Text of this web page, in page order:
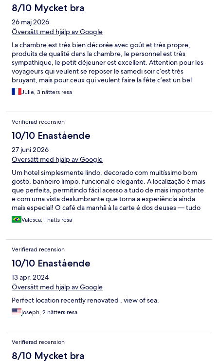
8/10 Mycket bra
26 maj 2026
Översätt med hjälp av Google
La chambre est très bien décorée avec goût et très propre,
produits de qualité dans la chambre, le personnel est très
sympathique, le petit déjeuner est excellent. Attention pour les
voyageurs qui veulent se reposer le samedi soir c’est très
bruyant, mais pour ceux qui veulent faire la fête c’est un bel
endroit pour le samedi soir. très bel hôtel, places de parking
payantes être maladeseulement la semaine en face de l’hôtel
Julie, 3 nätters resa
Verifierad recension
10/10 Enastående
27 juni 2026
Översätt med hjälp av Google
Um hotel simplesmente lindo, decorado com muitíssimo bom
gosto, banheiro limpo, funcional e elegante. A localização é mais
que perfeita, permitindo fácil acesso a tudo de mais importante
e com uma vista deslumbrante que torna a experiência ainda
mais especial! O café da manhã à la carte é dos deuses — tudo
impecável e delicioso! A equipe merece destaque à parte: Maya
foi extremamente atenciosa, cordial e sempre disposta a
especial pelo prosecco em comemoração ao nosso aniversário
de casamento — foi um gesto encantador que fez toda a
diferença e deixou nossa estadia ainda mais inesquecível!).
Makarska é incrível e aquele lugar pra onde ser quer voltar (e o
hotel também!)
Valesca, 1 natts resa
Verifierad recension
10/10 Enastående
13 apr. 2024
Översätt med hjälp av Google
Perfect location recently renovated , view of sea.
joseph, 2 nätters resa
Verifierad recension
8/10 Mycket bra